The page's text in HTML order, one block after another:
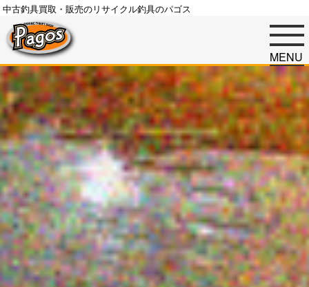
中古釣具買取・販売のリサイクル釣具のパゴス
MENU